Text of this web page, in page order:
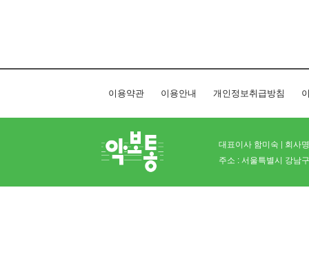
이용약관 이용안내 개인정보취급방침
대표이사 함미숙 | 회사
주소 : 서울특별시 강남